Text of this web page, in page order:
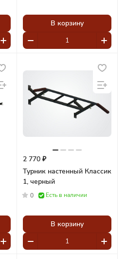
В корзину
2 770 ₽
Турник настенный Классик
1, черный
0 Есть в наличии
В корзину